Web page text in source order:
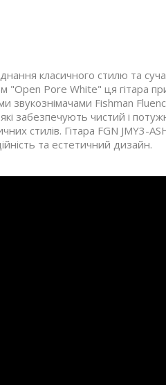
класичного стилю та
"Open Pore White" ця гітара
звукознімачами Fishman
забезпечують чистий і
стилів. Гітара FGN JMY3-
та естетичний дизайн.